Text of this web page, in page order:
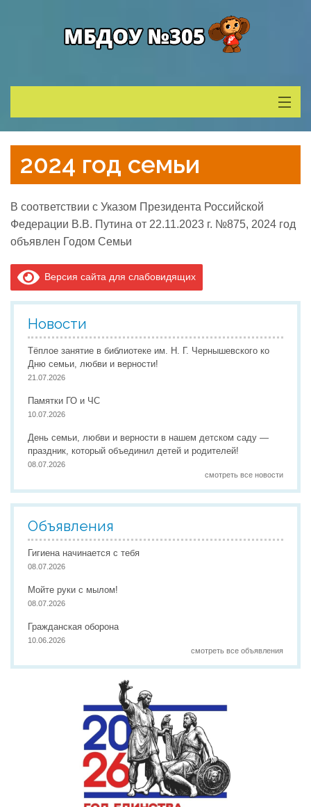
Деятельность
Родителям
Учитель года
Противодействие коррупции
Реализация соц заказа
2024 год семьи
В соответствии с Указом Президента Российской
Федерации В.В. Путина от 22.11.2023 г. №875, 2024 год
объявлен Годом Семьи
Версия сайта для слабовидящих
Новости
Тёплое занятие в библиотеке им. Н. Г. Чернышевского ко
Дню семьи, любви и верности!
21.07.2026
Памятки ГО и ЧС
10.07.2026
День семьи, любви и верности в нашем детском саду —
праздник, который объединил детей и родителей!
08.07.2026
смотреть все новости
Объявления
Гигиена начинается с тебя
08.07.2026
Мойте руки с мылом!
08.07.2026
Гражданская оборона
10.06.2026
смотреть все объявления